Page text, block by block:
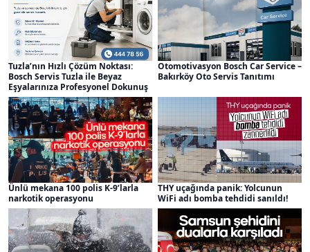
Tuzla’nın Hızlı Çözüm Noktası:
Bosch Servis Tuzla ile Beyaz
Eşyalarınıza Profesyonel Dokunuş
Otomotivasyon Bosch Car Service –
Bakırköy Oto Servis Tanıtımı
Ünlü mekana 100 polis K-9’larla
narkotik operasyonu
THY uçağında panik: Yolcunun
WiFi adı bomba tehdidi sanıldı!